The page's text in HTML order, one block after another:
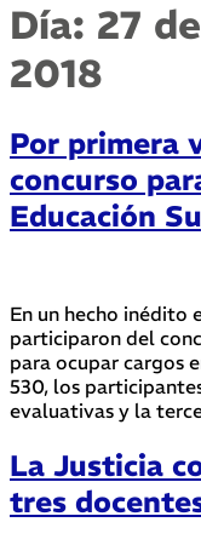
Día: 27
2018
Por primera
concurso
Educación
En un hecho inédito
participaron del
para ocupar cargos
530, los
evaluativas y la
La Justicia
tres